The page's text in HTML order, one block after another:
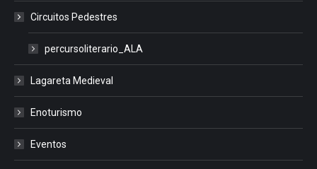
Circuitos Pedestres
percursoliterario_ALA
Lagareta Medieval
Enoturismo
Eventos